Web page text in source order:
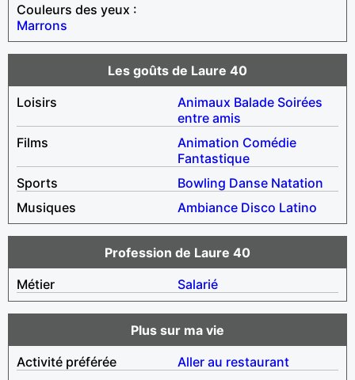
Couleurs des yeux :
Marrons
Les goûts de Laure 40
Loisirs
Animaux Balade Soirées
entre amis
Films
Animation Comédie
Fantastique
Sports
Bowling Danse Natation
Musiques
Ambiance Disco Latino
Profession de Laure 40
Métier
Salarié
Plus sur ma vie
Activité préférée
Aller au restaurant